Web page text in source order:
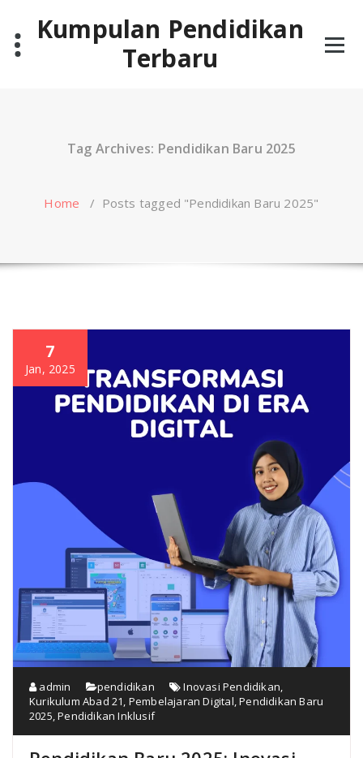
contentKumpulan Pendidikan
Terbaru
Tag Archives: Pendidikan Baru 2025
Home / Posts tagged "Pendidikan Baru 2025"
7
Jan, 2025
admin pendidikan Inovasi Pendidikan
Kurikulum Abad 21 Pembelajaran Digital ,Pendidikan Baru
2025 ,Pendidikan Inklusif